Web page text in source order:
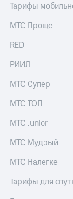
Тарифы
МТС Проще
RED
РИИЛ
МТС Супер
МТС ТОП
МТС Junior
МТС Мудрый
МТС Налегке
Тарифы для